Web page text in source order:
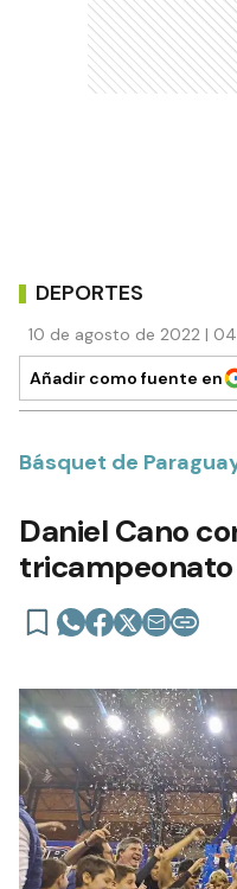
DEPORTES
10 de agosto de 2022 |
Añadir como fuente en
Básquet de
Daniel Cano
tricampeonato